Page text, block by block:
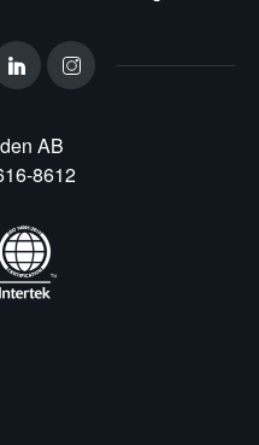
AB
8612